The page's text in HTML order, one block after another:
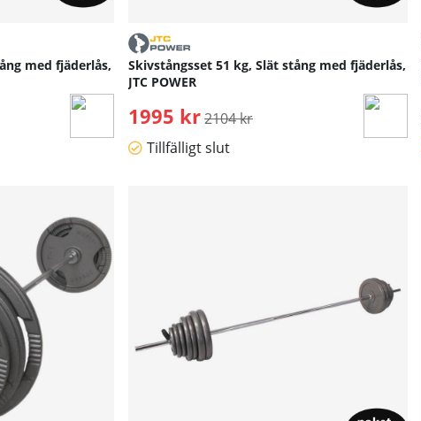
med fjäderlås,
Skivstångsset 51 kg, Slät stång med fjäderlås,
JTC POWER
1995 kr Ordinarie pris:
2104 kr
Tillfälligt slut